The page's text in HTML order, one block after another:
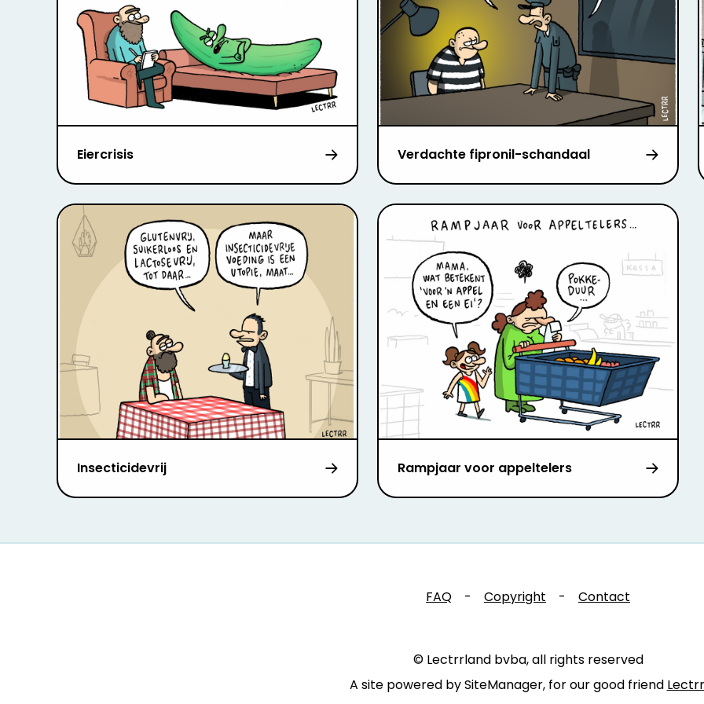
Eiercrisis Verdachte fipronil-schandaal
Insecticidevrij Rampjaar voor appeltelers
FAQ - Copyright - Contact
© Lectrrland bvba, all rights reserved
A site powered by SiteManager, for our good friend Lectrr